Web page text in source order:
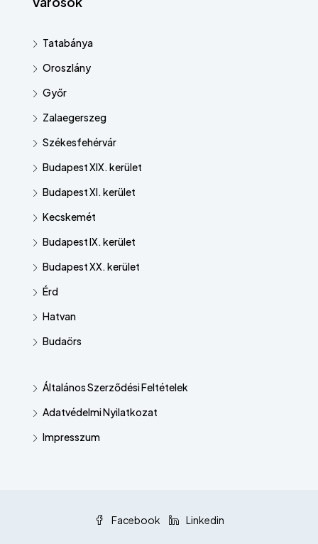
Tatabánya
Oroszlány
Győr
Zalaegerszeg
Székesfehérvár
Budapest XIX. kerület
Budapest XI. kerület
Kecskemét
Budapest IX. kerület
Budapest XX. kerület
Érd
Hatvan
Budaörs
Általános Szerződési Feltételek
Adatvédelmi Nyilatkozat
Impresszum
Facebook Linkedin